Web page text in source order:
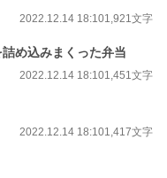
2022.12.14 18:101,921文字
め込みまくった弁当
2022.12.14 18:101,451文字
2022.12.14 18:101,417文字